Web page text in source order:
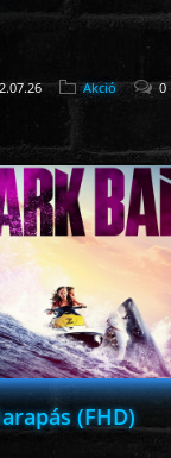
© 2017-
Minden adat
Frissítve: 2026.07.27
Fel
Akció 0
(FHD)